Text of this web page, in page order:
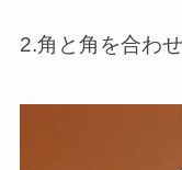
2.角と角を合わ